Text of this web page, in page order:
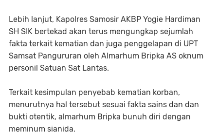
Lebih lanjut, Kapolres Samosir AKBP Yogie Hardiman
SH SIK bertekad akan terus mengungkap sejumlah
fakta terkait kematian dan juga penggelapan di UPT
Samsat Pangururan oleh Almarhum Bripka AS oknum
personil Satuan Sat Lantas.
Terkait kesimpulan penyebab kematian korban,
menurutnya hal tersebut sesuai fakta sains dan dan
bukti otentik, almarhum Bripka bunuh diri dengan
meminum sianida.